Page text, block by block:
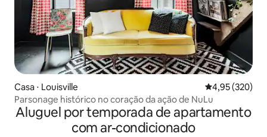
Casa ⋅ Louisville 4,95 de uma
4,95 (320)
Parsonage histórico no coração da ação de NuLu
Aluguel por temporada de apartamento
com ar-condicionado